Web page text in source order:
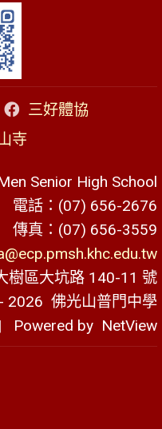
三好體協
寺
Senior High School
電話：(07) 656-2676
傳真：(07) 656-3559
樹區大坑路 140-11 號
2026 佛光山普門中學
Powered by NetView